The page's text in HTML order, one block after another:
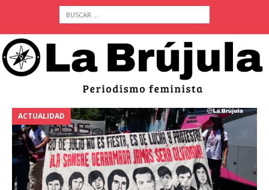
ACTUALIDAD